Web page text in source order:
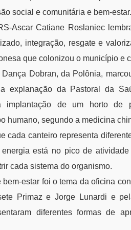
social e comunitária e bem-estar.
Ascar Catiane Roslaniec
integração, resgate e
que colonizou o município e
Dobran, da Polônia,
explanação da Pastoral da
implantação de um horto de
humano, segundo a medicina
cada canteiro representa
está no pico de atividade
cada sistema do organismo.
estar foi o tema da oficina
Primaz e Jorge Lunardi e
diferentes formas de